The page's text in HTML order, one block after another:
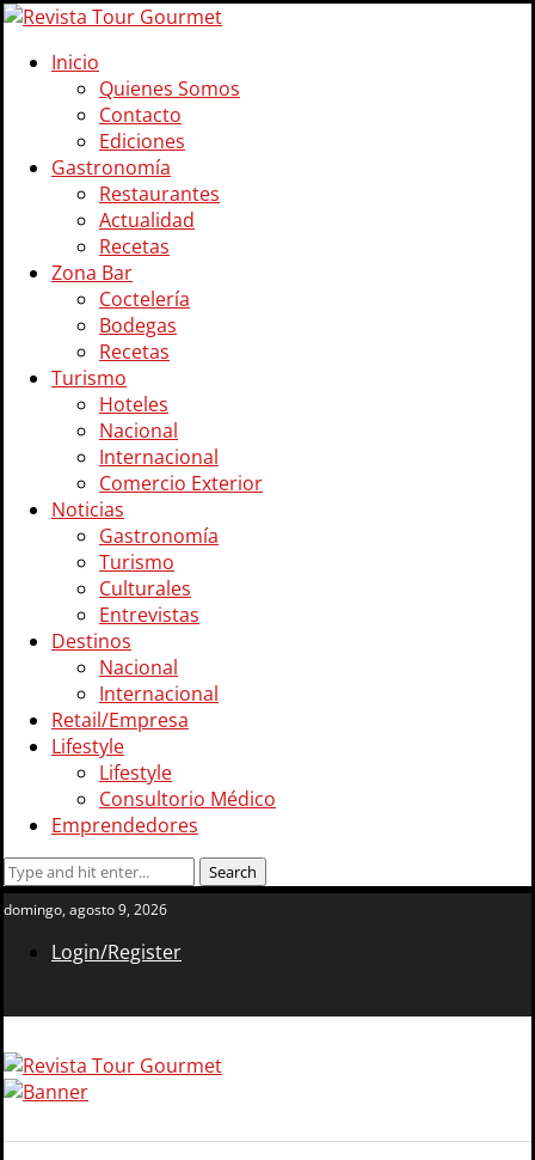
Inicio
Quienes Somos
Contacto
Ediciones
Gastronomía
Restaurantes
Actualidad
Recetas
Zona Bar
Coctelería
Bodegas
Recetas
Turismo
Hoteles
Nacional
Internacional
Comercio Exterior
Noticias
Gastronomía
Turismo
Culturales
Entrevistas
Destinos
Nacional
Internacional
Retail/Empresa
Lifestyle
Lifestyle
Consultorio Médico
Emprendedores
domingo, agosto 9, 2026
Login/Register